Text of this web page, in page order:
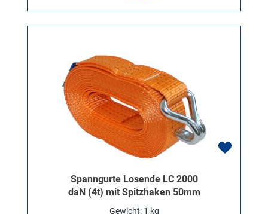
Spanngurte Losende LC 2000
daN (4t) mit Spitzhaken 50mm
Gewicht: 1 kg